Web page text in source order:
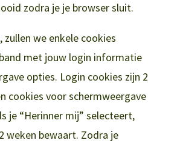
zodra je je browser sluit.
we enkele cookies
met jouw login informatie
opties. Login cookies zijn 2
cookies voor schermweergave
je “Herinner mij” selecteert,
weken bewaart. Zodra je